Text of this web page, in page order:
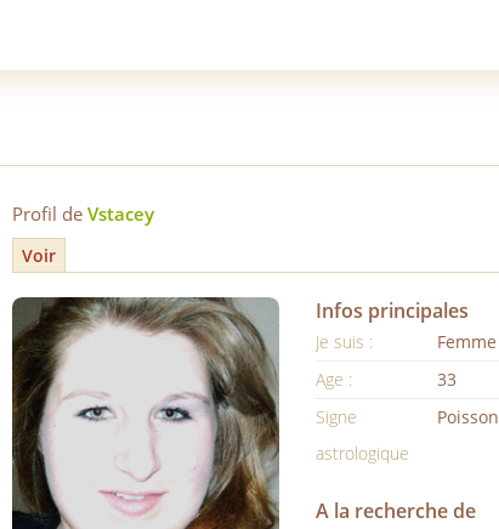
Profil de Vstacey
Voir
Infos principales
Je suis :
Femme
Age :
33
Signe
astrologique
Poisson
A la recherche de